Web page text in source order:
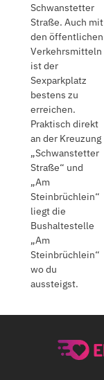
Schwanstetter
Straße. Auch mit
den öffentlichen
Verkehrsmitteln
ist der
Sexparkplatz
bestens zu
erreichen.
Praktisch direkt
an der Kreuzung
„Schwanstetter
Straße“ und
„Am
Steinbrüchlein“
liegt die
Bushaltestelle
„Am
Steinbrüchlein“
wo du
aussteigst.